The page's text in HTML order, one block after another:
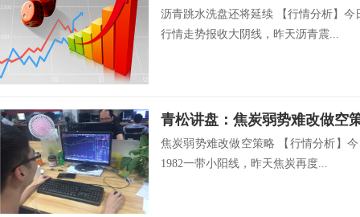
沥青跳水洗盘还将延续 【行情分析】今
行情走势报收大阴线，昨天沥青震...
青松讲盘：焦炭弱势难改做空
焦炭弱势难改做空策略 【行情分析】
1982一带小阳线，昨天焦炭再度...